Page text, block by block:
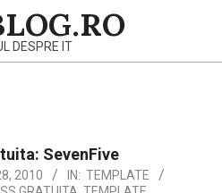
DESPRE IT
SevenFive
2010 IN: TEMPLATE